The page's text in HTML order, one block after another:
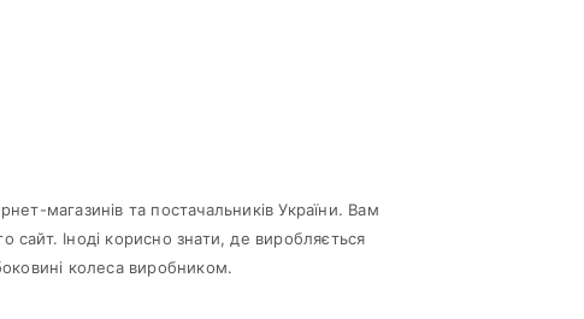
магазинів та постачальників України. Вам
Іноді корисно знати, де виробляється
колеса виробником.